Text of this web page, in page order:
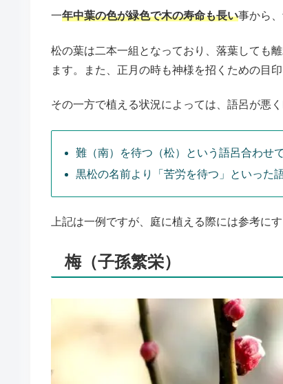
一年中葉の色が緑色で木の寿命も長い事から
松の葉は二本一組となっており、落葉しても
ます。また、正月の時も神様を招くための目
その一方で植える状況によっては、語呂が悪
難（南）を待つ（松）という語呂合わせ
黒松の名前より「苦労を待つ」といった
上記は一例ですが、庭に植える際には参考にす
梅（子孫繁栄）